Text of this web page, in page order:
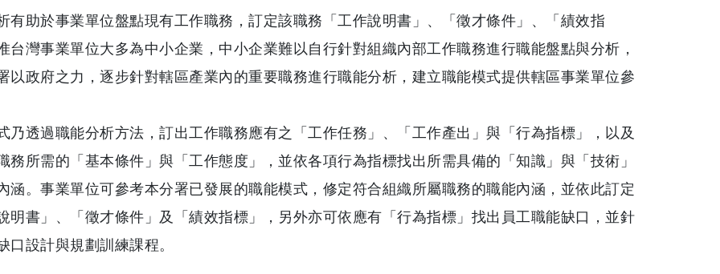
有助於事業單位盤點現有工作職務，訂定該職務「工作說明書」、「徵才條件」、「績效指
台灣事業單位大多為中小企業，中小企業難以自行針對組織內部工作職務進行職能盤點與分析，
以政府之力，逐步針對轄區產業內的重要職務進行職能分析，建立職能模式提供轄區事業單位參
乃透過職能分析方法，訂出工作職務應有之「工作任務」、「工作產出」與「行為指標」，以及
務所需的「基本條件」與「工作態度」，並依各項行為指標找出所需具備的「知識」與「技術」
涵。事業單位可參考本分署已發展的職能模式，修定符合組織所屬職務的職能內涵，並依此訂定
明書」、「徵才條件」及「績效指標」，另外亦可依應有「行為指標」找出員工職能缺口，並針
口設計與規劃訓練課程。